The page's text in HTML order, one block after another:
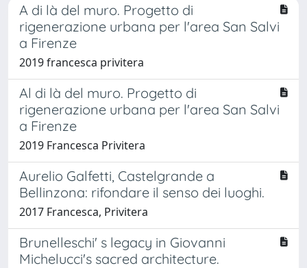
A di là del muro. Progetto di
rigenerazione urbana per l'area San Salvi
a Firenze
2019 francesca privitera
Al di là del muro. Progetto di
rigenerazione urbana per l'area San Salvi
a Firenze
2019 Francesca Privitera
Aurelio Galfetti, Castelgrande a
Bellinzona: rifondare il senso dei luoghi.
2017 Francesca, Privitera
Brunelleschi' s legacy in Giovanni
Michelucci's sacred architecture.